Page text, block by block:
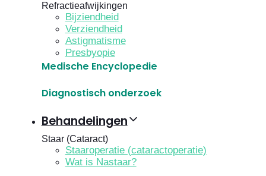
Refractieafwijkingen
Bijziendheid
Verziendheid
Astigmatisme
Presbyopie
Medische Encyclopedie
Diagnostisch onderzoek
Behandelingen
Staar (Cataract)
Staaroperatie (cataractoperatie)
Wat is Nastaar?